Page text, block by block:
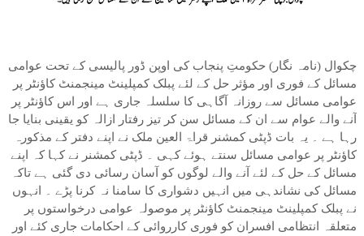
چکوال (نامہ نگار) حکومتِ پنجاب کی اوپن ڈور پالیسی کے تحت عوامی
مسائل کے فوری اور مؤثر حل کے لئے پبلک کمپلینٹ مینجمنٹ کاؤنٹر پر
عوامی مسائل سے روزانہ آگاہی کا سلسلہ جاری ہے اور اس کاؤنٹر پر
آنے والے عوام سے ان کے مسائل سن کر تیز رفتار ازالہ کو یقینی بنایا جا
رہا ہے ۔ یہ بات ڈپٹی کمشنر قراۃ العین ملک نے اپنے دفتر کے مذکورہ
کاؤنٹر پر عوامی مسائل سنتے ہوئے کہی ۔ ڈپٹی کمشنر نے کہا کہ اپنے
مسائل کے حل کے لئے آنے والے لوگوں کو آسان رسائی دی گئی ہے تاکہ
مسائل کی نشاندہی میں انہیں دشواری کا سامنا نہ کرنا پڑے ۔ انہوں
نے پبلک کمپلینٹ مینجمنٹ کاؤنٹر پر موصولہ عوامی درخواستوں پر
متعلقہ انتظامی افسران کو فوری کارروائی کے احکامات جاری کئے اور